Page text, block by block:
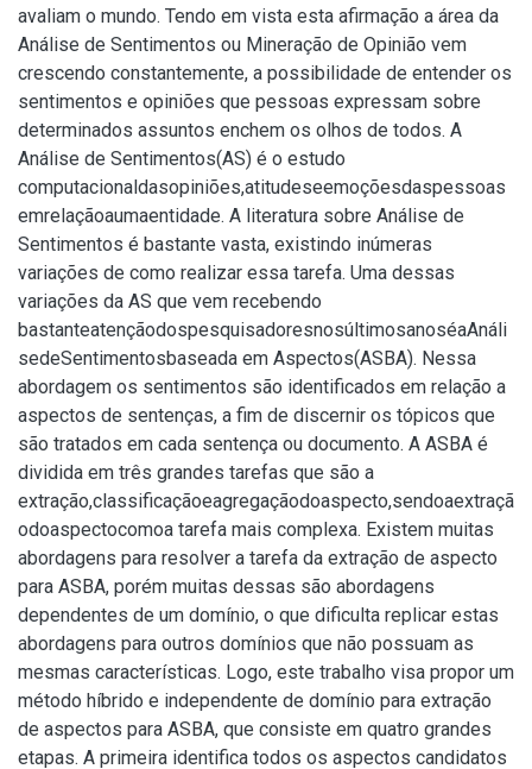
avaliam o mundo. Tendo em vista esta afirmação a área da
Análise de Sentimentos ou Mineração de Opinião vem
crescendo constantemente, a possibilidade de entender os
sentimentos e opiniões que pessoas expressam sobre
determinados assuntos enchem os olhos de todos. A
Análise de Sentimentos(AS) é o estudo
computacionaldasopiniões,atitudeseemoçõesdaspessoas
emrelaçãoaumaentidade. A literatura sobre Análise de
Sentimentos é bastante vasta, existindo inúmeras
variações de como realizar essa tarefa. Uma dessas
variações da AS que vem recebendo
bastanteatençãodospesquisadoresnosúltimosanoséaAnáli
sedeSentimentosbaseada em Aspectos(ASBA). Nessa
abordagem os sentimentos são identificados em relação a
aspectos de sentenças, a fim de discernir os tópicos que
são tratados em cada sentença ou documento. A ASBA é
dividida em três grandes tarefas que são a
extração,classificaçãoeagregaçãodoaspecto,sendoaextraçã
odoaspectocomoa tarefa mais complexa. Existem muitas
abordagens para resolver a tarefa da extração de aspecto
para ASBA, porém muitas dessas são abordagens
dependentes de um domínio, o que dificulta replicar estas
abordagens para outros domínios que não possuam as
mesmas características. Logo, este trabalho visa propor um
método híbrido e independente de domínio para extração
de aspectos para ASBA, que consiste em quatro grandes
etapas. A primeira identifica todos os aspectos candidatos